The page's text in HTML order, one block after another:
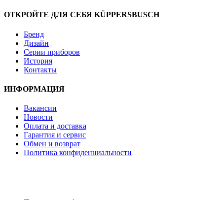
ОТКРОЙТЕ ДЛЯ СЕБЯ KÜPPERSBUSCH
Бренд
Дизайн
Серии приборов
История
Контакты
ИНФОРМАЦИЯ
Вакансии
Новости
Оплата и доставка
Гарантия и сервис
Обмен и возврат
Политика конфиденциальности